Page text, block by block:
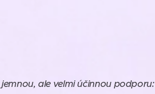
ale velmi účinnou podporu: